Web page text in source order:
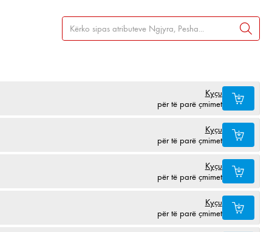
Kyçu
për të parë çmimet
Kyçu
për të parë çmimet
Kyçu
për të parë çmimet
Kyçu
për të parë çmimet